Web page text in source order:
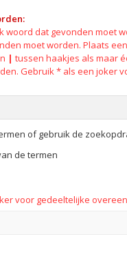
woord dat gevonden moet
moet worden. Plaats
| tussen haakjes als maar
Gebruik * als een joker
of gebruik de
de termen
voor gedeeltelijke